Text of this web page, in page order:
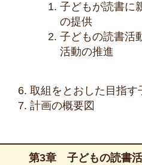
子どもが読書に
の提供
子どもの読書活
活動の推進
取組をとおした目指す
計画の概要図
第3章 子どもの読書